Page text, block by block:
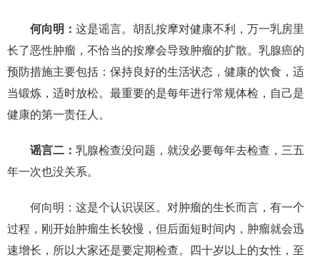
何向明： 这是谣言。胡乱按摩对健康不利，万一乳房里
长了恶性肿瘤，不恰当的按摩会导致肿瘤的扩散。乳腺癌的
预防措施主要包括：保持良好的生活状态，健康的饮食，适
当锻炼，适时放松。最重要的是每年进行常规体检，自己是
健康的第一责任人。
谣言二： 乳腺检查没问题，就没必要每年去检查，三五
年一次也没关系。
何向明：这是个认识误区。对肿瘤的生长而言，有一个
过程，刚开始肿瘤生长较慢，但后面短时间内，肿瘤就会迅
速增长，所以大家还是要定期检查。四十岁以上的女性，至